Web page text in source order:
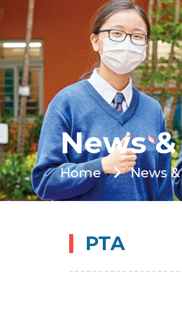
News
Home News
PTA